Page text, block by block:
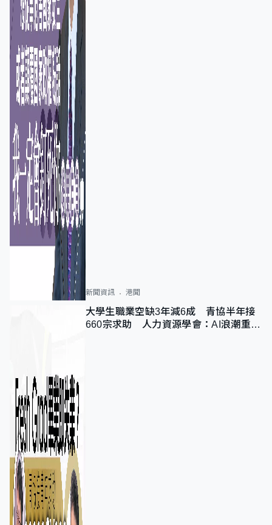
新聞資訊 港聞
大學生職業空缺3年減6成 青協半年接
660宗求助 人力資源學會：AI浪潮重整